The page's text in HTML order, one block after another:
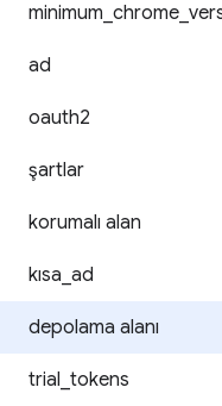
minimum chrome
ad
oauth2
şartlar
korumalı alan
kısa ad
depolama alanı
trial tokens